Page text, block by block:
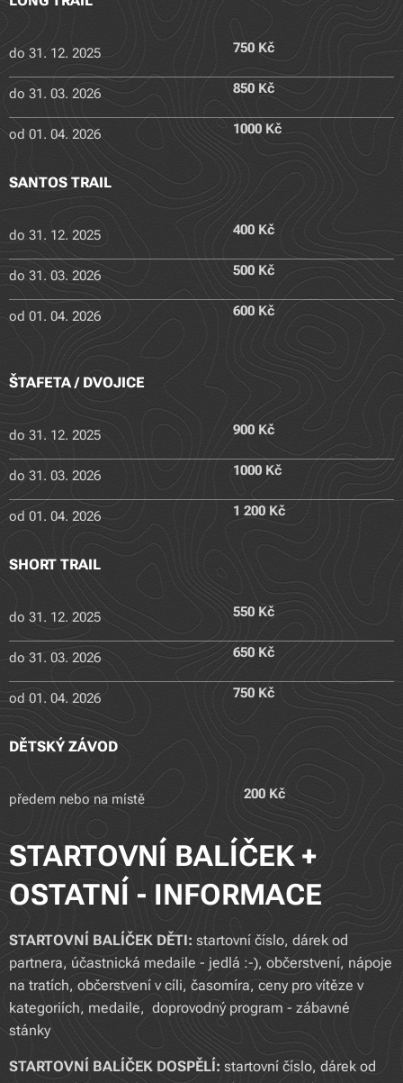
do 31. 12. 2025 750 Kč
do 31. 03. 2026 850 Kč
od 01. 04. 2026 1000 Kč
SANTOS TRAIL
do 31. 12. 2025 400 Kč
do 31. 03. 2026 500 Kč
od 01. 04. 2026 600 Kč
ŠTAFETA / DVOJICE
do 31. 12. 2025 900 Kč
do 31. 03. 2026 1000 Kč
od 01. 04. 2026 1 200 Kč
SHORT TRAIL
do 31. 12. 2025 550 Kč
do 31. 03. 2026 650 Kč
od 01. 04. 2026 750 Kč
DĚTSKÝ ZÁVOD
předem nebo na místě 200 Kč
STARTOVNÍ BALÍČEK +
OSTATNÍ - INFORMACE
STARTOVNÍ BALÍČEK DĚTI: startovní číslo, dárek od
partnera, účastnická medaile - jedlá :-), občerstvení, nápoje
na tratích, občerstvení v cíli, časomíra, ceny pro vítěze v
kategoriích, medaile, doprovodný program - zábavné
stánky
STARTOVNÍ BALÍČEK DOSPĚLÍ: startovní číslo, dárek od